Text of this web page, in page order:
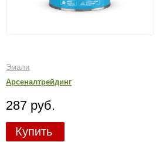
Эмали
Арсеналтрейдинг
287 руб.
Купить